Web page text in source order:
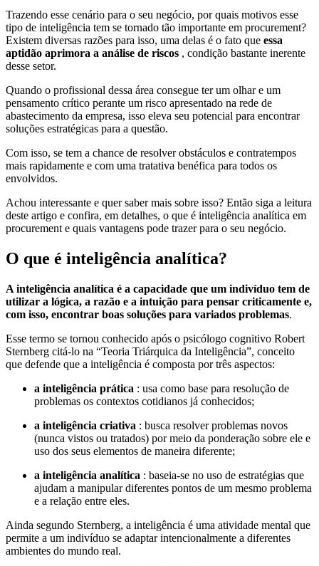
Trazendo esse cenário para o seu negócio, por quais motivos esse
tipo de inteligência tem se tornado tão importante em procurement?
Existem diversas razões para isso, uma delas é o fato que essa
aptidão aprimora a análise de riscos , condição bastante inerente
desse setor.
Quando o profissional dessa área consegue ter um olhar e um
pensamento crítico perante um risco apresentado na rede de
abastecimento da empresa, isso eleva seu potencial para encontrar
soluções estratégicas para a questão.
Com isso, se tem a chance de resolver obstáculos e contratempos
mais rapidamente e com uma tratativa benéfica para todos os
envolvidos.
Achou interessante e quer saber mais sobre isso? Então siga a leitura
deste artigo e confira, em detalhes, o que é inteligência analítica em
procurement e quais vantagens pode trazer para o seu negócio.
O que é inteligência analítica?
A inteligência analítica é a capacidade que um indivíduo tem de
utilizar a lógica, a razão e a intuição para pensar criticamente e,
com isso, encontrar boas soluções para variados problemas.
Esse termo se tornou conhecido após o psicólogo cognitivo Robert
Sternberg citá-lo na “Teoria Triárquica da Inteligência”, conceito
que defende que a inteligência é composta por três aspectos:
a inteligência prática : usa como base para resolução de
problemas os contextos cotidianos já conhecidos;
a inteligência criativa : busca resolver problemas novos
(nunca vistos ou tratados) por meio da ponderação sobre ele e
uso dos seus elementos de maneira diferente;
a inteligência analítica : baseia-se no uso de estratégias que
ajudam a manipular diferentes pontos de um mesmo problema
e a relação entre eles.
Ainda segundo Sternberg, a inteligência é uma atividade mental que
permite a um indivíduo se adaptar intencionalmente a diferentes
ambientes do mundo real.